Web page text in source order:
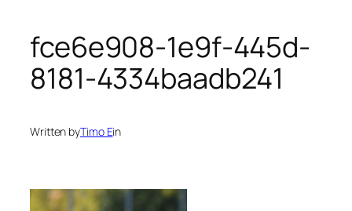
fce6e908-1e9f-445d-
8181-4334baadb241
Written byTimo Ein